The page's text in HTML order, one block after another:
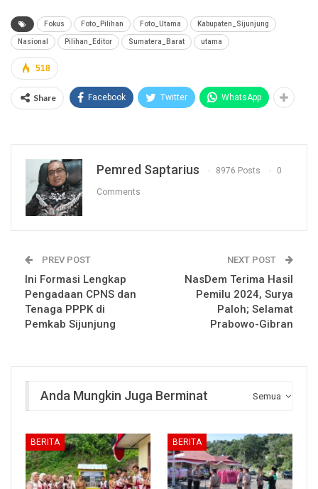
Fokus Foto_Pilihan Foto_Utama Kabupaten_Sijunjung
Nasional Pilihan_Editor Sumatera_Barat utama
518
Share Facebook Twitter WhatsApp
Pemred Saptarius 8976 Posts 0
Comments
PREV POST
Ini Formasi Lengkap
Pengadaan CPNS dan
Tenaga PPPK di
Pemkab Sijunjung
NEXT POST
NasDem Terima Hasil
Pemilu 2024, Surya
Paloh; Selamat
Prabowo-Gibran
Semua
Anda Mungkin Juga Berminat
BERITA BERITA